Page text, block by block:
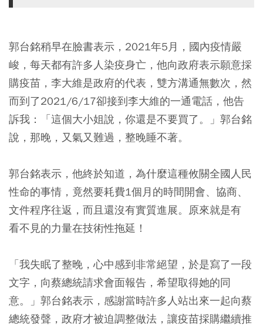
郭台銘稍早在臉書表示，2021年5月，國內疫情嚴
峻，每天都有許多人染疫身亡，他向政府表示願意採
購疫苗，李大維是政府的代表，雙方溝通無數次，然
而到了2021/6/17卻接到李大維的一通電話，他告
訴我：「這個大小姐說，你還是不要買了。」郭台銘
說，那晚，又氣又難過，整晚睡不著。
郭台銘表示，他終於知道，為什麼這種攸關全國人民
性命的事情，竟然要耗費1個月的時間開會、協商、
文件程序往返，而且還沒有實質進展。原來就是有
看不見的力量在技術性拖延！
「我失眠了整晚，心中感到非常絕望，於是寫了一段
文字，向蔡總統請求會面報告，希望取得她的同
意。」郭台銘表示，感謝當時許多人站出來一起向蔡
總統發聲，政府才被迫調整做法，讓疫苗採購繼續推